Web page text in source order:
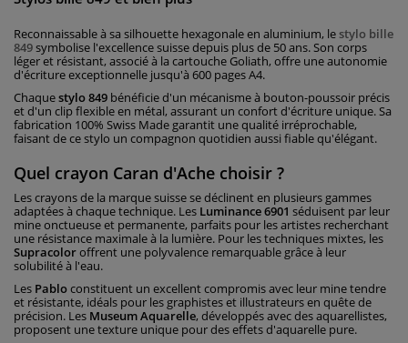
Reconnaissable à sa silhouette hexagonale en aluminium, le stylo bille
849symbolise l'excellence suisse depuis plus de 50 ans. Son corps
léger et résistant, associé à la cartouche Goliath, offre une autonomie
d'écriture exceptionnelle jusqu'à 600 pages A4.
Chaquestylo 849 bénéficie d'un mécanisme à bouton-poussoir précis
et d'un clip flexible en métal, assurant un confort d'écriture unique. Sa
fabrication 100% Swiss Made garantit une qualité irréprochable,
faisant de ce stylo un compagnon quotidien aussi fiable qu'élégant.
Quel crayon Caran d'Ache choisir ?
Les crayons de la marque suisse se déclinent en plusieurs gammes
adaptées à chaque technique. Les Luminance 6901 séduisent par leur
mine onctueuse et permanente, parfaits pour les artistes recherchant
une résistance maximale à la lumière. Pour les techniques mixtes, les
Supracoloroffrent une polyvalence remarquable grâce à leur
solubilité à l'eau.
Les Pabloconstituent un excellent compromis avec leur mine tendre
et résistante, idéals pour les graphistes et illustrateurs en quête de
précision. Les Museum Aquarelle, développés avec des aquarellistes,
proposent une texture unique pour des effets d'aquarelle pure.